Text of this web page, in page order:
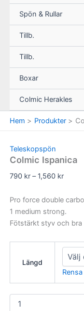
Spön & Rullar
Tillb.
Tillb.
Boxar
Colmic Herakles
Hem Produkter
Teleskopspön
Colmic Ispanica
790 kr – 1,560 kr
till
1,560
Pro force double
1 medium strong.
Fötstärkt styv och
Längd
Rensa
Colmic
Ispanica